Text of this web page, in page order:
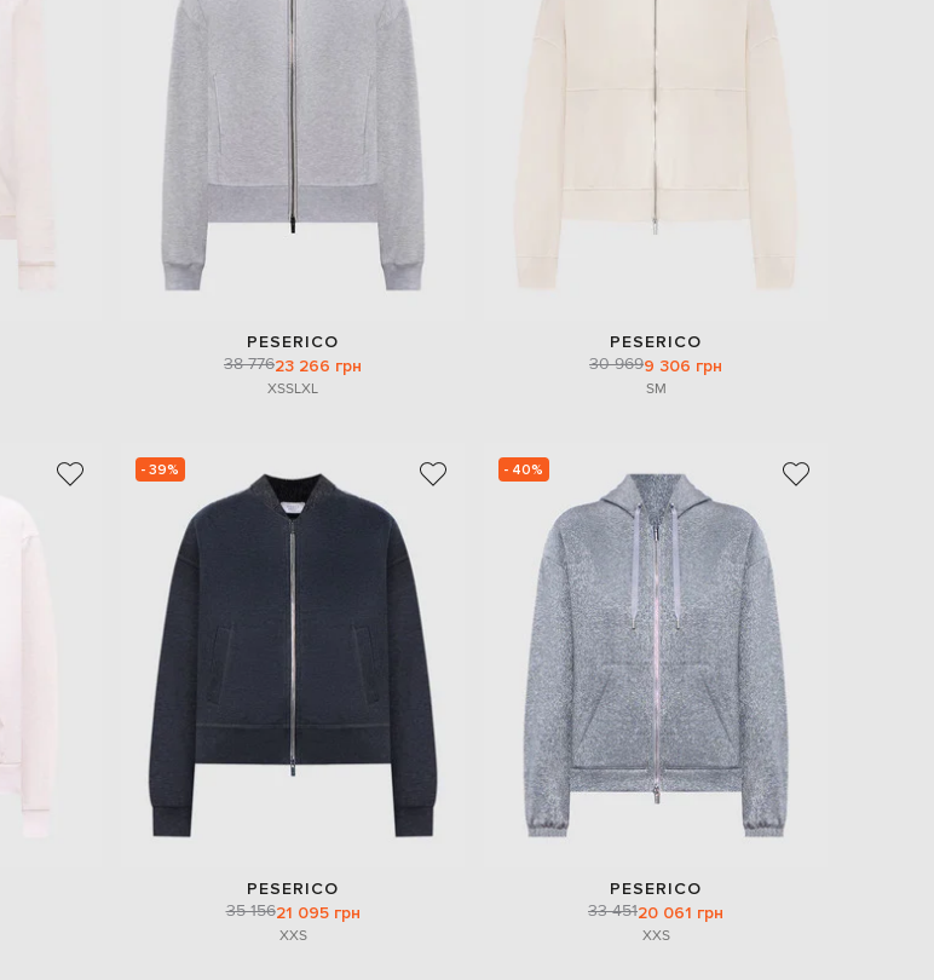
PESERICO
38 77623 266 грн
XSSLXL
PESERICO
30 9699 306 грн
SM
- 39%
PESERICO
35 15621 095 грн
XXS
- 40%
PESERICO
33 45120 061 грн
XXS